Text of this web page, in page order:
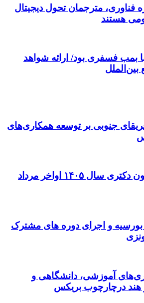
فناوری، مترجمان تحول دیجیتال
هستند
بمب فسفری بود/ ارائه شواهد
جنوبی بر توسعه همکاری‌های
نتایج نهایی آزمون دکتری سال ۱۴۰۵ اواخر مرداد
و اجرای دوره های مشترک
آموزشی، دانشگاهی و
هند درچارچوب بریکس